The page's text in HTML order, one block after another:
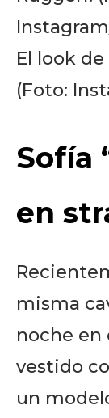
El look
(Foto:
Sofía
en
misma
noche en
vestido
un